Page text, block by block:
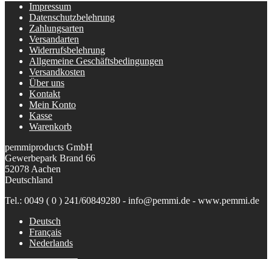
Impressum
Datenschutzbelehrung
Zahlungsarten
Versandarten
Widerrufsbelehrung
Allgemeine Geschäftsbedingungen
Versandkosten
Über uns
Kontakt
Mein Konto
Kasse
Warenkorb
pemmiproducts GmbH
Gewerbepark Brand 66
52078 Aachen
Deutschland
Tel.: 0049 ( 0 ) 241/60849280 - info@pemmi.de - www.pemmi.de
Deutsch
Français
Nederlands